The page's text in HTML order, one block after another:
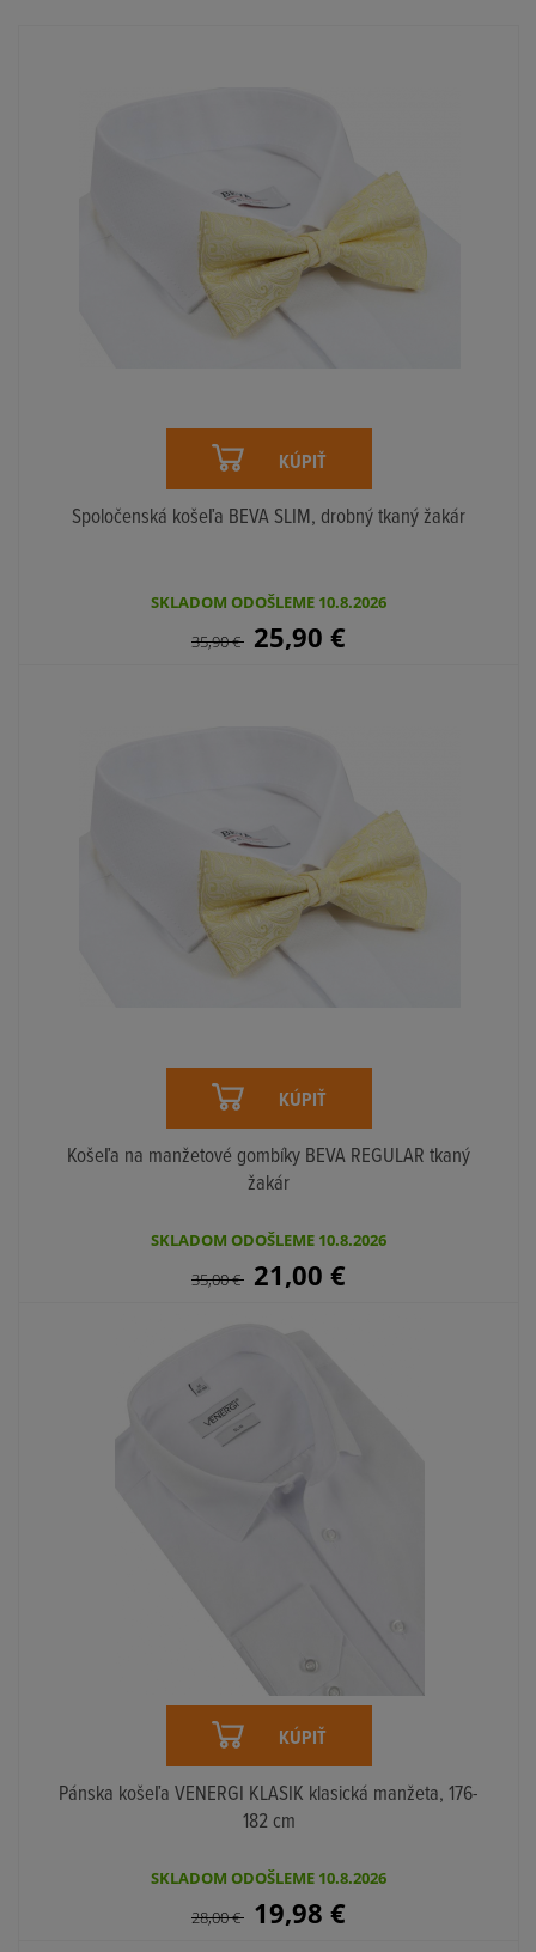
KÚPIŤ
Spoločenská košeľa BEVA SLIM, drobný tkaný žakár
SKLADOM ODOŠLEME 10.8.2026
35,90€ 25,90 €
KÚPIŤ
Košeľa na manžetové gombíky BEVA REGULAR tkaný
žakár
SKLADOM ODOŠLEME 10.8.2026
35,00€ 21,00 €
KÚPIŤ
Pánska košeľa VENERGI KLASIK klasická manžeta, 176-
182 cm
SKLADOM ODOŠLEME 10.8.2026
28,00€ 19,98 €